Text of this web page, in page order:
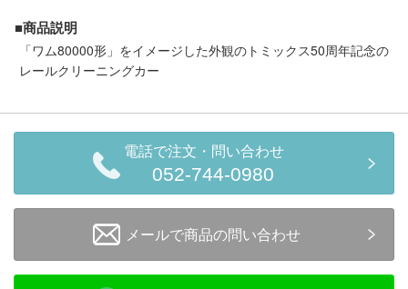
ヘルプページ
お問い合せ
ログイン/マイページ
お気に入りリスト
新規会員登録
■商品説明
「ワム80000形」をイメージした外観のトミックス50周年記念の
レールクリーニングカー
電話で注文・問い合わせ
052-744-0980
メールで商品の問い合わせ